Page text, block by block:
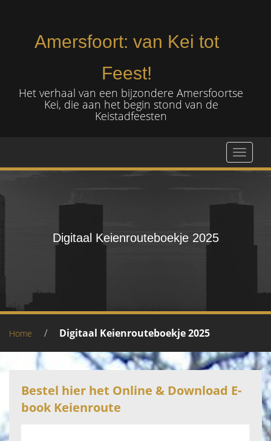
Amersfoort: van Kei tot
Feest!
Het verhaal van een bijzondere Amersfoortse
Kei, die aan het begin stond van de
Keistadfeesten
Toggle
Digitaal Keienrouteboekje 2025
Home / Digitaal Keienrouteboekje 2025
Bestel hier het Online & Download E-
book Keienroute